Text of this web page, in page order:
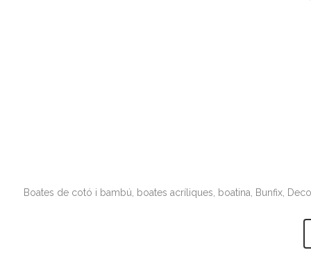
Boates de cotó i bambú, boates acríliques, boatina, Bunfix,